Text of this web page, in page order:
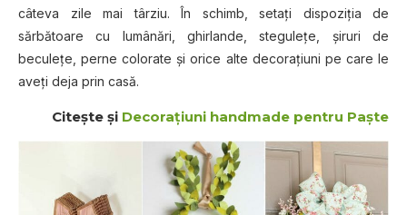
câteva zile mai târziu. În schimb, setaţi dispoziţia de
sărbătoare cu lumânări, ghirlande, steguleţe, şiruri de
beculeţe, perne colorate şi orice alte decoraţiuni pe care le
aveţi deja prin casă.
Citeşte şi Decoraţiuni handmade pentru Paşte